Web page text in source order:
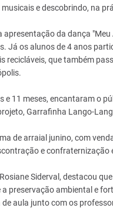
e descobrindo, na
da dança
Já os alunos de 4 anos
recicláveis, que também
e 11 meses, encantaram o
Garrafinha Lango-
de arraial junino, com
e confraternização
Siderval, destacou
preservação ambiental e
aula junto com os